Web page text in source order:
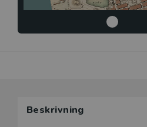
Beskrivning